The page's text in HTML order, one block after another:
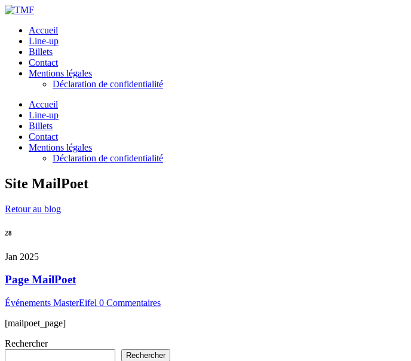
Accueil
Line-up
Billets
Contact
Mentions légales
Déclaration de confidentialité
Accueil
Line-up
Billets
Contact
Mentions légales
Déclaration de confidentialité
Site MailPoet
Retour au blog
28
Jan 2025
Page MailPoet
Événements MasterEifel 0 Commentaires
[mailpoet_page]
Rechercher
Rechercher